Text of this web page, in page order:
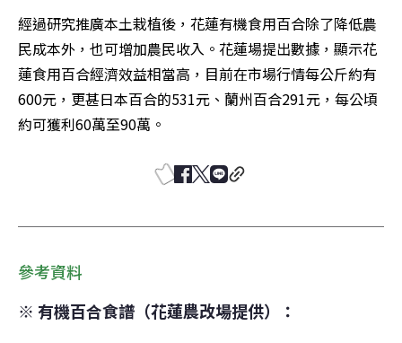
經過研究推廣本土栽植後，花蓮有機食用百合除了降低農
民成本外，也可增加農民收入。花蓮場提出數據，顯示花
蓮食用百合經濟效益相當高，目前在市場行情每公斤約有
600元，更甚日本百合的531元、蘭州百合291元，每公頃
約可獲利60萬至90萬。
參考資料
※ 有機百合食譜（花蓮農改場提供）：